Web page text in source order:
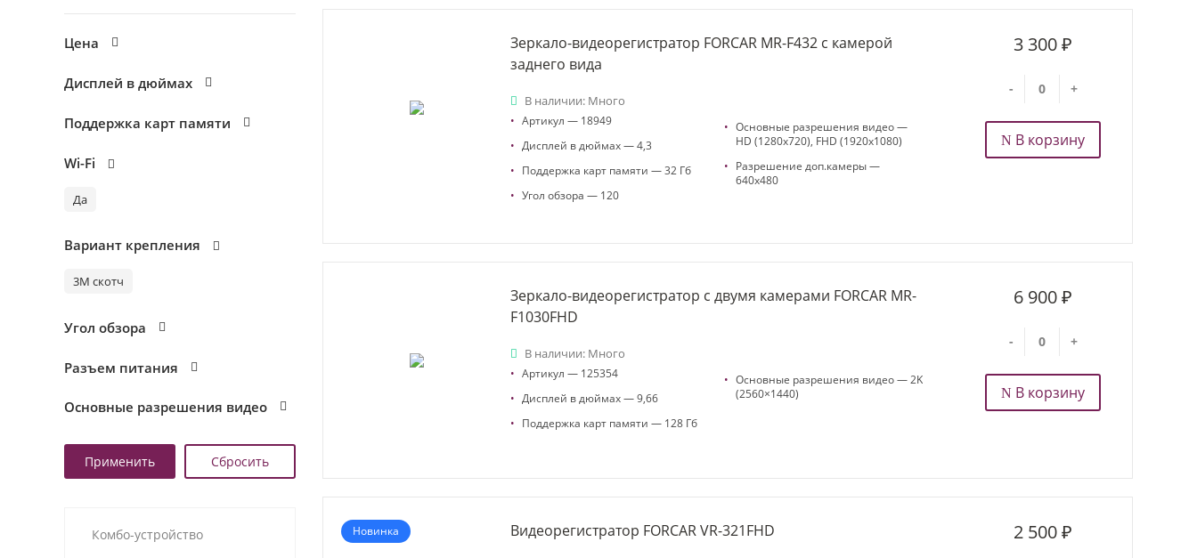
Цена
Дисплей в дюймах
Поддержка карт памяти
Wi-Fi
Да
Вариант крепления
3М скотч
Угол обзора
Разъем питания
Основные разрешения видео
Комбо-устройство
3 300 ₽
- +
В корзину
Зеркало-видеорегистратор FORCAR MR-F432 с камерой
заднего вида
В наличии: Много
• Артикул — 18949
• Дисплей в дюймах — 4,3
• Поддержка карт памяти — 32 Гб
• Угол обзора — 120
• Основные разрешения видео —
HD (1280x720), FHD (1920x1080)
• Разрешение доп.камеры —
640x480
6 900 ₽
- +
В корзину
Зеркало-видеорегистратор с двумя камерами FORCAR MR-
F1030FHD
В наличии: Много
• Артикул — 125354
• Дисплей в дюймах — 9,66
• Поддержка карт памяти — 128 Гб
• Основные разрешения видео — 2K
(2560×1440)
Новинка 2 500 ₽
Видеорегистратор FORCAR VR-321FHD